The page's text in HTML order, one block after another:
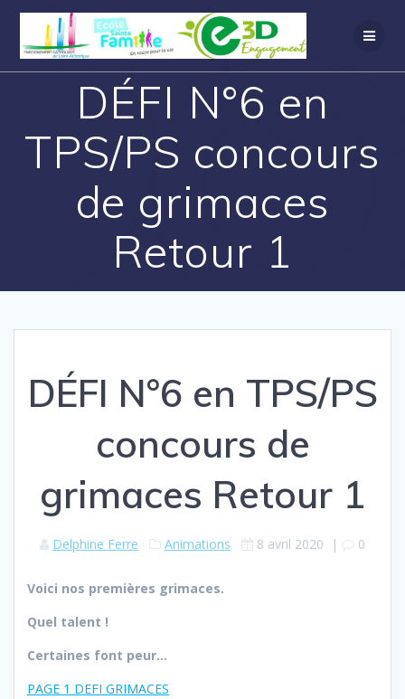
DÉFI N°6 en
TPS/PS concours
de grimaces
Retour 1
DÉFI N°6 en TPS/PS
concours de
grimaces Retour 1
Delphine Ferre Animations 8 avril 2020 | 0
Voici nos premières grimaces.
Quel talent !
Certaines font peur…
PAGE 1 DEFI GRIMACES